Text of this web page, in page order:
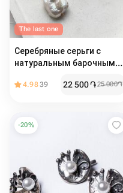
The last one
Серебряные серьги с
натуральным барочным
4.9839 22 500֏25 000֏
-20%